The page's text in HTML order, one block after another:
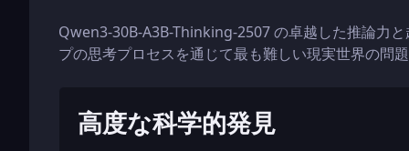
Qwen3-30B-A3B-Thinking-2507 の卓越した推論力
プの思考プロセスを通じて最も難しい現実世界の問
高度な科学的発見